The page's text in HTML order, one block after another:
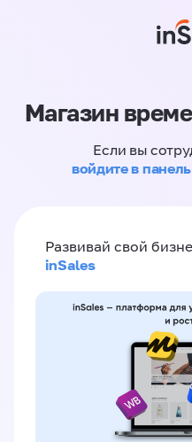
Магазин
Если вы
войдите в
Развивай свой
inSales